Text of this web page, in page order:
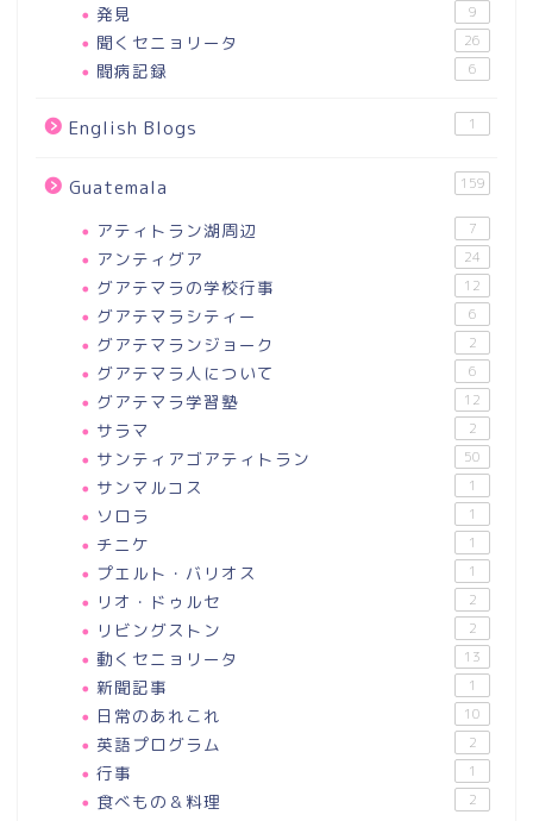
発見 9
聞くセニョリータ 26
闘病記録 6
English Blogs 1
Guatemala 159
アティトラン湖周辺 7
アンティグア 24
グアテマラの学校行事 12
グアテマラシティー 6
グアテマランジョーク 2
グアテマラ人について 6
グアテマラ学習塾 12
サラマ 2
サンティアゴアティトラン 50
サンマルコス 1
ソロラ 1
チニケ 1
プエルト・バリオス 1
リオ・ドゥルセ 2
リビングストン 2
動くセニョリータ 13
新聞記事 1
日常のあれこれ 10
英語プログラム 2
行事 1
食べもの＆料理 2